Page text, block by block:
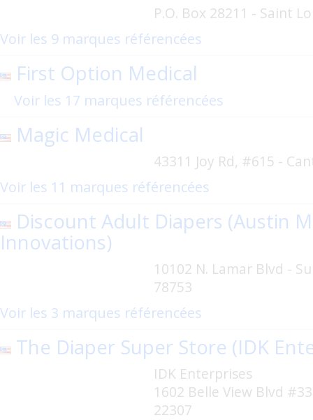
P.O. Box 28211 - Saint
Voir les 9 marques référencées
First Option Medical
Voir les 17 marques référencées
Magic Medical
43311 Joy Rd, #615 -
Voir les 11 marques référencées
Discount Adult Diapers (Austin
Innovations)
10102 N. Lamar Blvd -
78753
Voir les 3 marques référencées
The Diaper Super Store (IDK
IDK Enterprises
1602 Belle View Blvd
22307